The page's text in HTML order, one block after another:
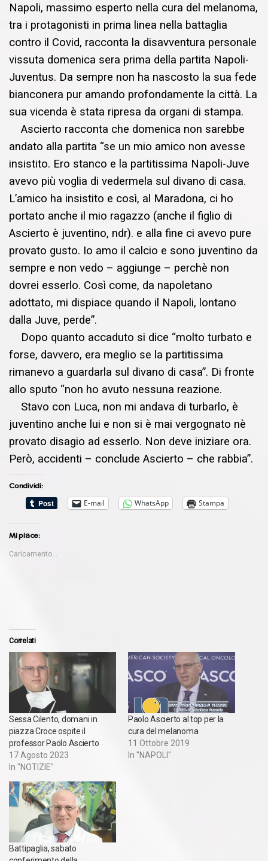
Napoli, massimo esperto nella cura del melanoma,
tra i protagonisti in prima linea nella battaglia
contro il Covid, racconta la disavventura personale
vissuta domenica sera prima della partita Napoli-
Juventus. Da sempre non ha nascosto la sua fede
bianconera pur amando profondamente la città. La
sua vicenda è stata ripresa da organi di stampa.
Ascierto racconta che domenica non sarebbe
andato alla partita “se un mio amico non avesse
insistito. Ero stanco e la partitissima Napoli-Juve
avevo più voglia di vedermela sul divano di casa.
L’amico ha insistito e così, al Maradona, ci ho
portato anche il mio ragazzo (anche il figlio di
Ascierto è juventino, ndr). e alla fine ci avevo pure
provato gusto. Io amo il calcio e sono juventino da
sempre e non vedo – aggiunge – perchè non
dovrei esserlo. Così come, da napoletano
adottato, mi dispiace quando il Napoli, lontano
dalla Juve, perde”.
Dopo quanto accaduto si dice “molto turbato e
forse, davvero, era meglio se la partitissima
rimanevo a guardarla sul divano di casa”. Di fronte
allo sputo “non ho avuto nessuna reazione.
Stavo con Luca, non mi andava di turbarlo, è
juventino anche lui e non si è mai vergognato nè
provato disagio ad esserlo. Non deve iniziare ora.
Però, accidenti – conclude Ascierto – che rabbia”.
Condividi:
E-mail
WhatsApp Stampa
Mi piace:
Caricamento...
Correlati
Sessa Cilento, domani in
piazza Croce ospite il
professor Paolo Ascierto
17 Agosto 2023
In "NOTIZIE"
Paolo Ascierto al top per la
cura del melanoma
11 Ottobre 2019
In "NAPOLI"
Battipaglia, sabato